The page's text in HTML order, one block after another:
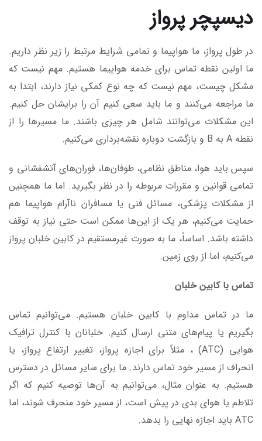
دیسپچر پرواز
در طول پرواز، ما هواپیما و تمامی شرایط مرتبط را زیر نظر داریم.
ما اولین نقطه تماس برای خدمه هواپیما هستیم. مهم نیست که
مشکل چیست، مهم نیست که چه نوع کمکی نیاز دارند، ابتدا به
ما مراجعه می‌کنند و ما باید سعی کنیم آن را برایشان حل کنیم.
این مشکلات می‌توانند شامل هر چیزی باشند. ما مسیرها را از
نقطه A به B و بازگشت دوباره نقشه‌برداری می‌کنیم.
سپس باید هوا، مناطق نظامی، طوفان‌ها، فوران‌های آتشفشانی و
تمامی قوانین و مقررات مربوطه را در نظر بگیرید. اما ما همچنین
از مشکلات پزشکی، مسائل فنی یا مسافران ناآرام هواپیما هم
حمایت می‌کنیم، هر یک از این‌ها ممکن است حتی نیاز به توقف
داشته باشد. اساساً، ما به صورت غیرمستقیم در کابین خلبان پرواز
می‌کنیم، اما از روی زمین.
تماس با کابین خلبان
ما در تماس مداوم با کابین خلبان هستیم. می‌توانیم تماس
بگیریم یا پیام‌های متنی ارسال کنیم. خلبانان با کنترل ترافیک
هوایی (ATC) ، مثلاً برای اجازه پرواز، تغییر ارتفاع پرواز، یا
انحراف از مسیر خود تماس دارند. ما برای سایر مسائل در دسترس
هستیم. به عنوان مثال، می‌توانیم به آن‌ها توصیه کنیم که اگر
تلاطم یا هوای بدی در پیش است، از مسیر خود منحرف شوند، اما
ATC باید اجازه نهایی را بدهد.